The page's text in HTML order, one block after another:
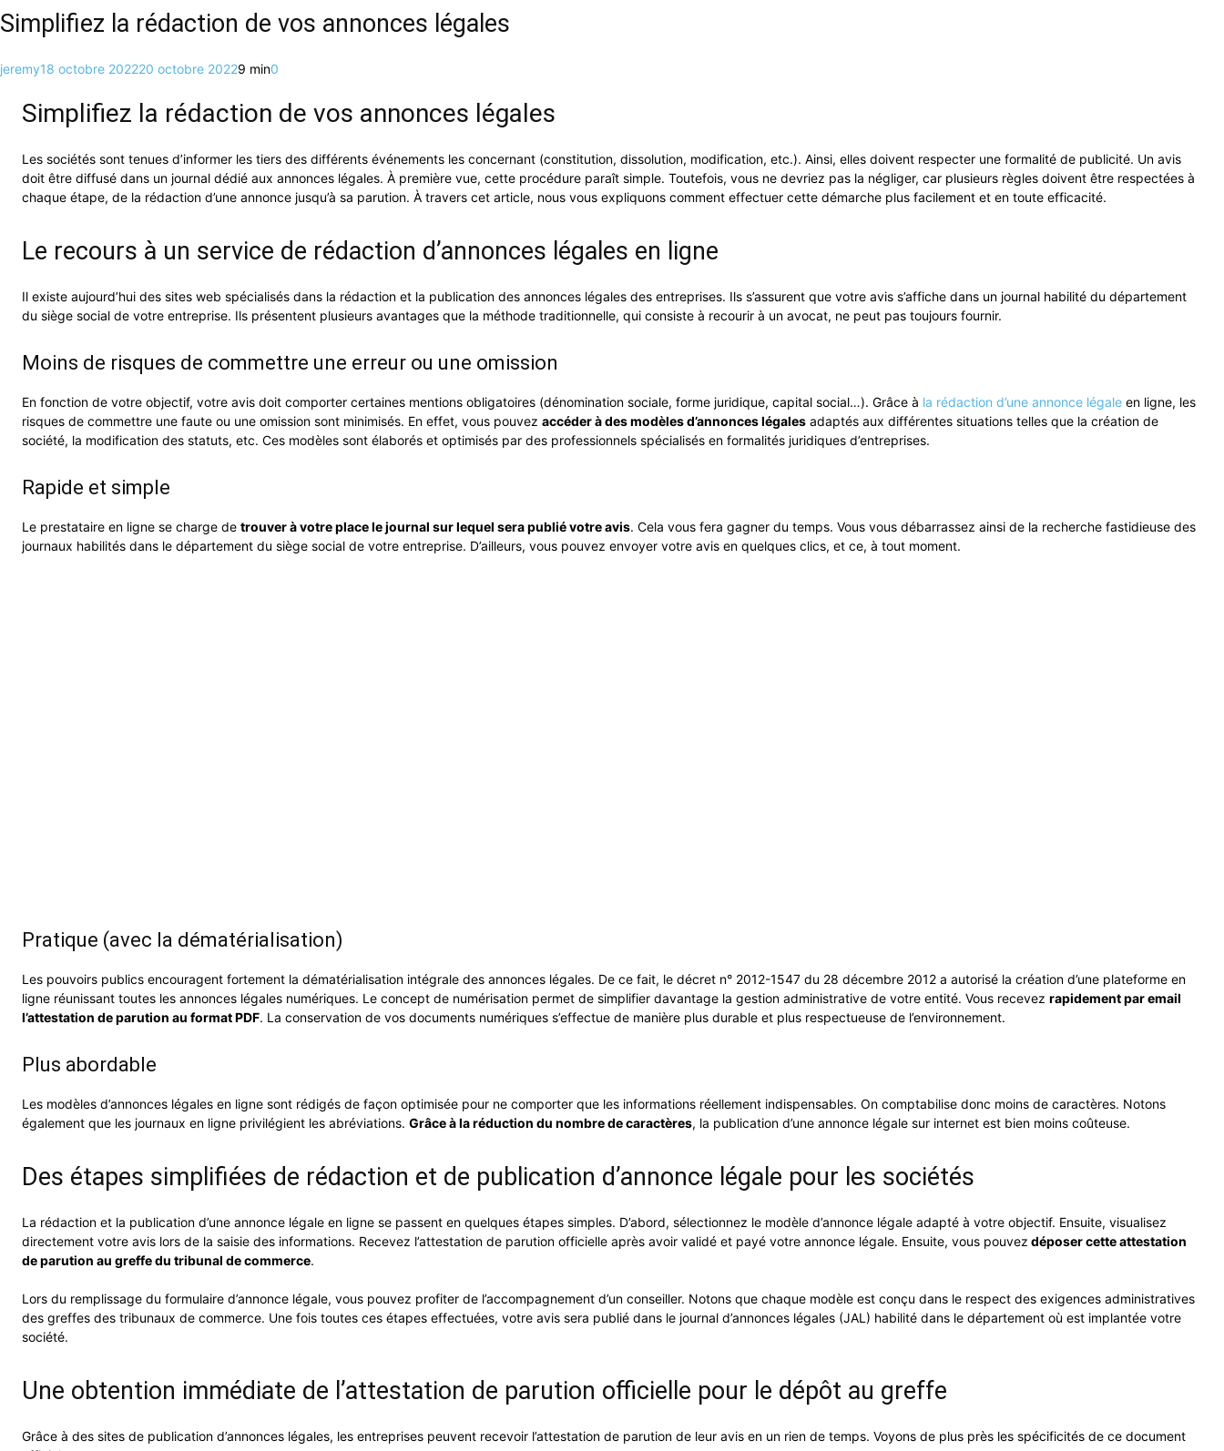
Simplifiez la rédaction de vos annonces légales
jeremy18 octobre 202220 octobre 20229 min0
Simplifiez la rédaction de vos annonces légales
Les sociétés sont tenues d’informer les tiers des différents événements les concernant (constitution, dissolution, modification, etc.). Ainsi, elles doivent respecter une formalité de publicité. Un avis
doit être diffusé dans un journal dédié aux annonces légales. À première vue, cette procédure paraît simple. Toutefois, vous ne devriez pas la négliger, car plusieurs règles doivent être respectées à
chaque étape, de la rédaction d’une annonce jusqu’à sa parution. À travers cet article, nous vous expliquons comment effectuer cette démarche plus facilement et en toute efficacité.
Le recours à un service de rédaction d’annonces légales en ligne
Il existe aujourd’hui des sites web spécialisés dans la rédaction et la publication des annonces légales des entreprises. Ils s’assurent que votre avis s’affiche dans un journal habilité du département
du siège social de votre entreprise. Ils présentent plusieurs avantages que la méthode traditionnelle, qui consiste à recourir à un avocat, ne peut pas toujours fournir.
Moins de risques de commettre une erreur ou une omission
En fonction de votre objectif, votre avis doit comporter certaines mentions obligatoires (dénomination sociale, forme juridique, capital social…). Grâce à la rédaction d’une annonce légale en ligne, les
risques de commettre une faute ou une omission sont minimisés. En effet, vous pouvez accéder à des modèles d’annonces légales adaptés aux différentes situations telles que la création de
société, la modification des statuts, etc. Ces modèles sont élaborés et optimisés par des professionnels spécialisés en formalités juridiques d’entreprises.
Rapide et simple
Le prestataire en ligne se charge de trouver à votre place le journal sur lequel sera publié votre avis. Cela vous fera gagner du temps. Vous vous débarrassez ainsi de la recherche fastidieuse des
journaux habilités dans le département du siège social de votre entreprise. D’ailleurs, vous pouvez envoyer votre avis en quelques clics, et ce, à tout moment.
Pratique (avec la dématérialisation)
Les pouvoirs publics encouragent fortement la dématérialisation intégrale des annonces légales. De ce fait, le décret n° 2012-1547 du 28 décembre 2012 a autorisé la création d’une plateforme en
ligne réunissant toutes les annonces légales numériques. Le concept de numérisation permet de simplifier davantage la gestion administrative de votre entité. Vous recevez rapidement par email
l’attestation de parution au format PDF. La conservation de vos documents numériques s’effectue de manière plus durable et plus respectueuse de l’environnement.
Plus abordable
Les modèles d’annonces légales en ligne sont rédigés de façon optimisée pour ne comporter que les informations réellement indispensables. On comptabilise donc moins de caractères. Notons
également que les journaux en ligne privilégient les abréviations. Grâce à la réduction du nombre de caractères, la publication d’une annonce légale sur internet est bien moins coûteuse.
Des étapes simplifiées de rédaction et de publication d’annonce légale pour les sociétés
La rédaction et la publication d’une annonce légale en ligne se passent en quelques étapes simples. D’abord, sélectionnez le modèle d’annonce légale adapté à votre objectif. Ensuite, visualisez
directement votre avis lors de la saisie des informations. Recevez l’attestation de parution officielle après avoir validé et payé votre annonce légale. Ensuite, vous pouvez déposer cette attestation
de parution au greffe du tribunal de commerce.
Lors du remplissage du formulaire d’annonce légale, vous pouvez profiter de l’accompagnement d’un conseiller. Notons que chaque modèle est conçu dans le respect des exigences administratives
des greffes des tribunaux de commerce. Une fois toutes ces étapes effectuées, votre avis sera publié dans le journal d’annonces légales (JAL) habilité dans le département où est implantée votre
société.
Une obtention immédiate de l’attestation de parution officielle pour le dépôt au greffe
Grâce à des sites de publication d’annonces légales, les entreprises peuvent recevoir l’attestation de parution de leur avis en un rien de temps. Voyons de plus près les spécificités de ce document